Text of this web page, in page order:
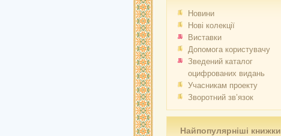
Новини
Нові колекції
Виставки
Допомога користувачу
Зведений каталог
оцифрованих видань
Учасникам проекту
Зворотний зв’язок
Найпопулярніші книжки